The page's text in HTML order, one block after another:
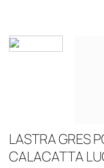
LASTRA GRES
CALACATTA